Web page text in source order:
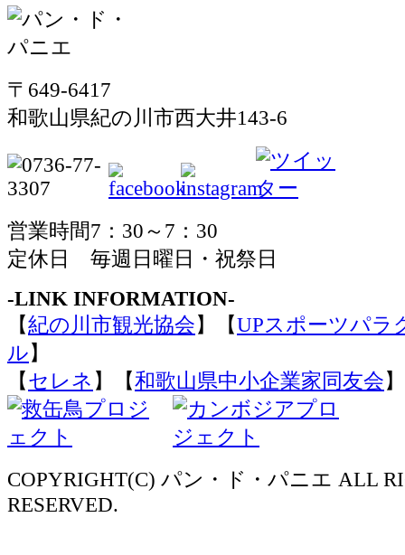
〒649-6417
和歌山県紀の川市西大井143-6
営業時間7：30～7：30
定休日 毎週日曜日・祝祭日
-LINK INFORMATION-
【紀の川市観光協会 】【UPスポーツパラ
ル 】
【 セレネ 】【和歌山県中小企業家同友会 】
COPYRIGHT(C) パン・ド・パニエ ALL
RESERVED.